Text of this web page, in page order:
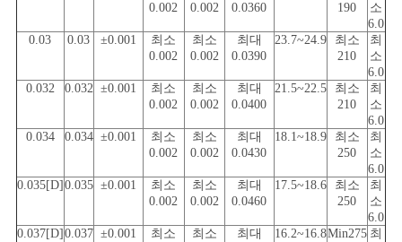
0.002
0.002
0.0360
190
소
6.0
0.03
0.03 ±0.001
최소
0.002
최소
0.002
최대
0.0390
23.7~24.9
최소
210
최
소
6.0
0.032
0.032 ±0.001
최소
0.002
최소
0.002
최대
0.0400
21.5~22.5
최소
210
최
소
6.0
0.034
0.034 ±0.001
최소
0.002
최소
0.002
최대
0.0430
18.1~18.9
최소
250
최
소
6.0
0.035[D] 0.035 ±0.001
최소
0.002
최소
0.002
최대
0.0460
17.5~18.6
최소
250
최
소
6.0
0.037[D] 0.037 ±0.001
최소
최소
최대
16.2~16.8Min275 최